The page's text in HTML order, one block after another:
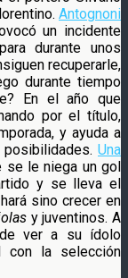
Antognoni
un incidente
durante unos
recuperarle,
durante tiempo
En el año que
por el título,
y ayuda a
Una
se le niega un gol
y se lleva el
sino crecer en
y juventinos. A
ver a su ídolo
con la selección